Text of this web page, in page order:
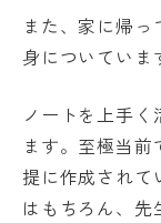
また、家に帰
身についていま
ノートを上手く
ます。至極当
提に作成されて
はもちろん、先